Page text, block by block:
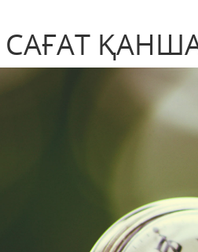
САҒАТ